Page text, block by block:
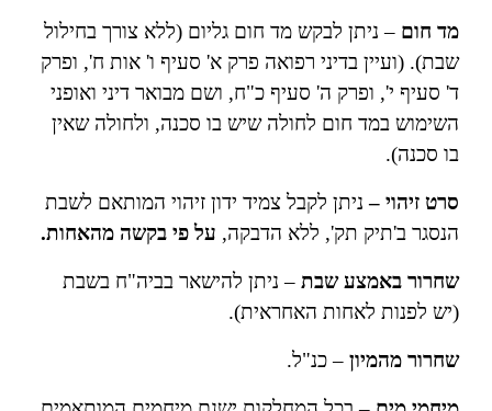
מד חום– ניתן לבקש מד חום גליום (ללא צורך בחילול
שבת). (ועיין בדיני רפואה פרק א' סעיף ו' אות ח', ופרק
ד' סעיף י', ופרק ה' סעיף כ"ח, ושם מבואר דיני ואופני
השימוש במד חום לחולה שיש בו סכנה, ולחולה שאין
בו סכנה).
סרט זיהוי – ניתן לקבל צמיד ידון זיהוי המותאם לשבת
הנסגר ב'תיק תק', ללא הדבקה, על פי בקשה מהאחות.
שחרור באמצע שבת– ניתן להישאר בביה"ח בשבת
(יש לפנות לאחות האחראית).
שחרור מהמיון– כנ"ל.